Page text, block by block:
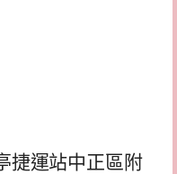
捷運站中正區附